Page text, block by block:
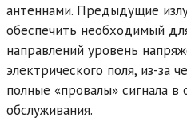
антеннами. Предыдущие
обеспечить необходимый
направлений уровень
электрического поля, из-за
полные «провалы» сигнала в
обслуживания.